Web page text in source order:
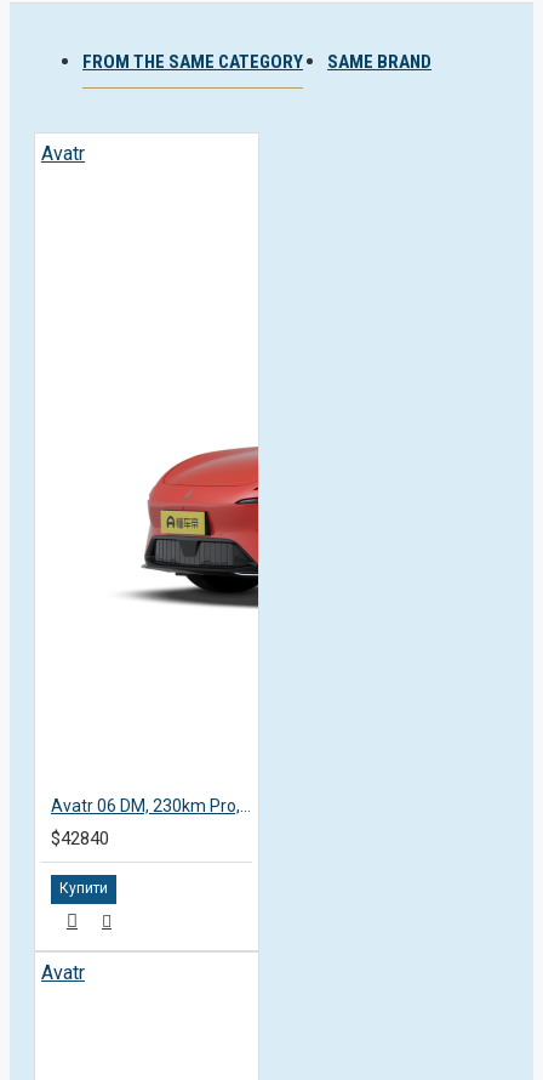
FROM THE SAME CATEGORY SAME BRAND
Avatr
$42840
Купити
Avatr